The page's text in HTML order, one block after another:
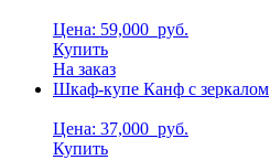
Цена: 59,000 руб.
Купить
На заказ
Шкаф-купе Канф с зеркалом
Цена: 37,000 руб.
Купить